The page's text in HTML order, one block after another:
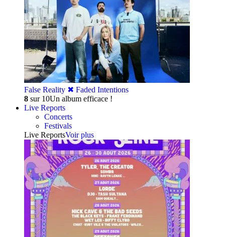
False Reality ✖︎ Faded Intentions
8 sur 10Un album efficace !
Live Reports
Concerts
Festivals
Live ReportsVoir plus